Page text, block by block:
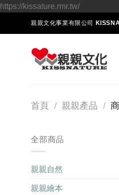
https://kissature.rmr.tw/Skip
to
親親文化事業有限公司
首頁 / 親親產品 /
全部商品
親親自然
親親繪本